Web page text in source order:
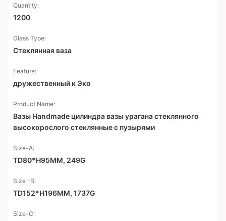
Quantity:
1200
Glass Type:
Стеклянная ваза
Feature:
дружественный к Эко
Product Name:
Вазы Handmade цилиндра вазы урагана стеклянного
высокорослого стеклянные с пузырями
Size-A:
TD80*H95MM, 249G
Size -B:
TD152*H196MM, 1737G
Size-C: